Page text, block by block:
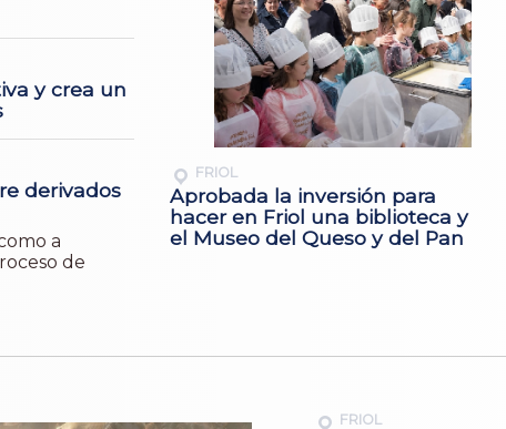
y crea un
derivados
a
de
FRIOL
Aprobada la inversión para
hacer en Friol una biblioteca y
el Museo del Queso y del Pan
FRIOL